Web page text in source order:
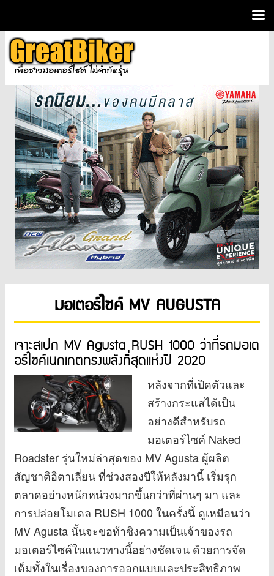
มอเตอร์ไซค์ MV AUGUSTA
เจาะสเปก MV Agusta RUSH 1000 ว่าที่รถมอเต
อร์ไซค์เนกเกตทรงพลังที่สุดแห่งปี 2020
หลังจากที่เปิดตัวและ
สร้างกระแสได้เป็น
อย่างดีสำหรับรถ
มอเตอร์ไซค์ Naked
Roadster รุ่นใหม่ล่าสุดของ MV Agusta ผู้ผลิต
สัญชาติอิตาเลี่ยน ที่ช่วงสองปีให้หลังมานี้ เริ่มรุก
ตลาดอย่างหนักหน่วงมากขึ้นกว่าที่ผ่านๆ มา และ
การปล่อยโมเดล RUSH 1000 ในครั้งนี้ ดูเหมือนว่า
MV Agusta นั้นจะขอท้าชิงความเป็นเจ้าของรถ
มอเตอร์ไซค์ในแนวทางนี้อย่างชัดเจน ด้วยการจัด
เต็มทั้งในเรื่องของการออกแบบและประสิทธิภาพ